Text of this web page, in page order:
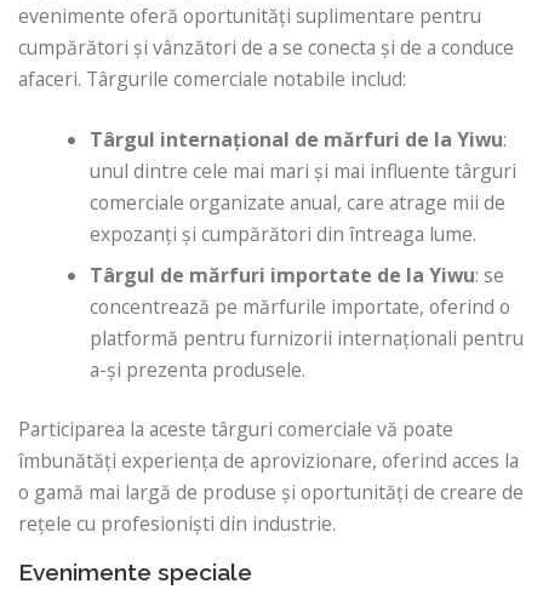
evenimente oferă oportunități suplimentare pentru
cumpărători și vânzători de a se conecta și de a conduce
afaceri. Târgurile comerciale notabile includ:
Târgul internațional de mărfuri de la Yiwu:
unul dintre cele mai mari și mai influente târguri
comerciale organizate anual, care atrage mii de
expozanți și cumpărători din întreaga lume.
Târgul de mărfuri importate de la Yiwu: se
concentrează pe mărfurile importate, oferind o
platformă pentru furnizorii internaționali pentru
a-și prezenta produsele.
Participarea la aceste târguri comerciale vă poate
îmbunătăți experiența de aprovizionare, oferind acces la
o gamă mai largă de produse și oportunități de creare de
rețele cu profesioniști din industrie.
Evenimente speciale